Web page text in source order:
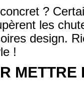
?
les
design.
!